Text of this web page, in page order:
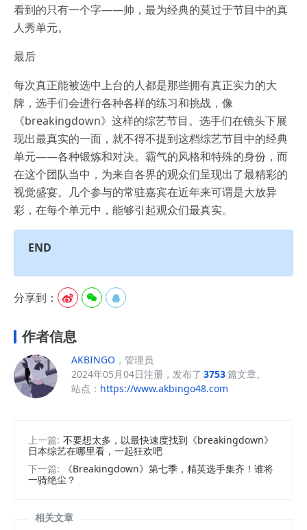
看到的只有一个字——帅，最为经典的莫过于节目中的真
人秀单元。
最后
每次真正能被选中上台的人都是那些拥有真正实力的大
牌，选手们会进行各种各样的练习和挑战，像
《breakingdown》这样的综艺节目。选手们在镜头下展
现出最真实的一面，就不得不提到这档综艺节目中的经典
单元——各种锻炼和对决。霸气的风格和特殊的身份，而
在这个团队当中，为来自各界的观众们呈现出了最精彩的
视觉盛宴。几个参与的常驻嘉宾在近年来可谓是大放异
彩，在每个单元中，能够引起观众们最真实。
END
分享到：   
作者信息
AKBINGO ，管理员
2024年05月04日注册，发布了 3753篇文章。
站点： https://www.akbingo48.com
上一篇: 不要想太多，以最快速度找到《breakingdown》
日本综艺在哪里看，一起狂欢吧
下一篇:
《Breakingdown》第七季，精英选手集齐！谁将
一骑绝尘？
相关文章